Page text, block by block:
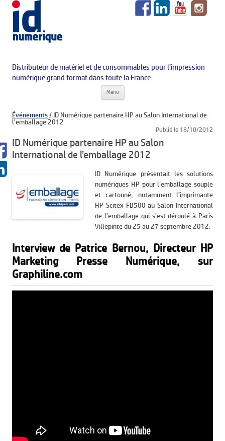
Distributeur de matériel et de consommables pour l’impression
numérique grand format dans toute la France
Menu Aller au contenu principal
Événements/ ID Numérique partenaire HP au Salon International de
l’emballage 2012
Publié le 18/10/2012
ID Numérique partenaire HP au Salon
International de l’emballage 2012
ID Numérique présentait les solutions
numériques HP pour l’emballage souple
et cartonné, notamment l’imprimante
HP Scitex FB500 au Salon International
de l’emballage qui s’est déroulé à Paris
Villepinte du 25 au 27 septembre 2012.
Interview de Patrice Bernou, Directeur HP
Marketing Presse Numérique, sur
Graphiline.com